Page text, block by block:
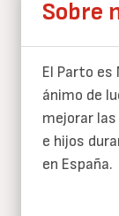
Sobre
El Parto
ánimo de
mejorar
e hijos
en España.